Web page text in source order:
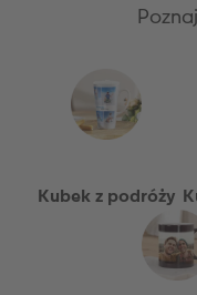
Kubek z podróży